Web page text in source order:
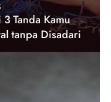
Tanda Kamu
tanpa Disadari